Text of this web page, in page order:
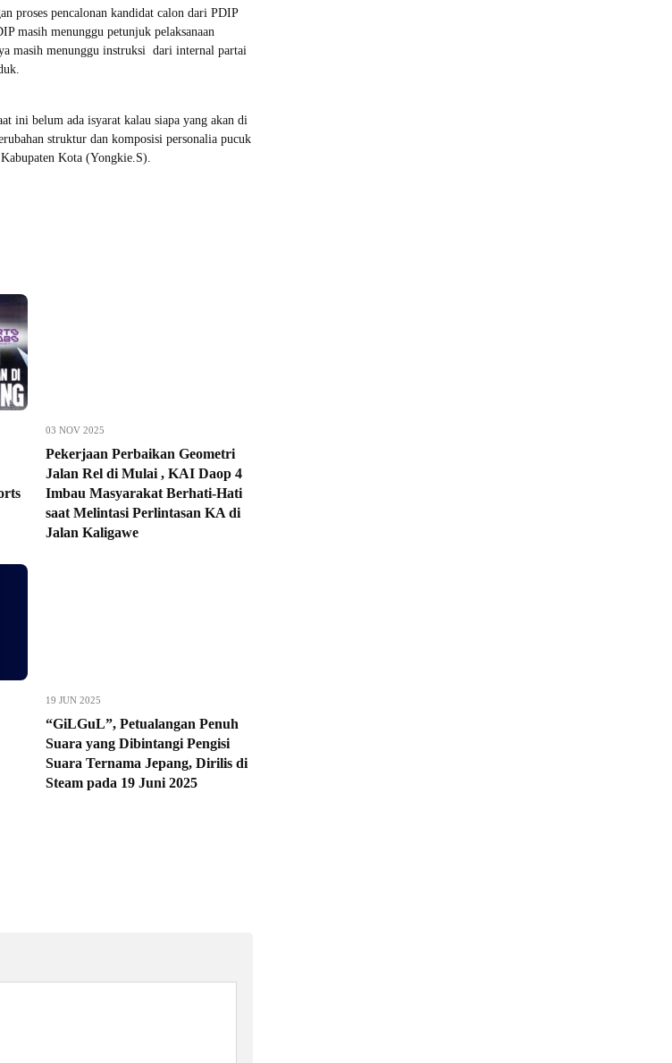
proses pencalonan kandidat calon dari PDIP
masih menunggu petunjuk pelaksanaan
masih menunggu instruksi dari internal partai
ini belum ada isyarat kalau siapa yang akan di
struktur dan komposisi personalia pucuk
Kota (Yongkie.S).
03 NOV 2025
Pekerjaan Perbaikan Geometri
Jalan Rel di Mulai , KAI Daop 4
Imbau Masyarakat Berhati-Hati
saat Melintasi Perlintasan KA di
Jalan Kaligawe
19 JUN 2025
“GiLGuL”, Petualangan Penuh
Suara yang Dibintangi Pengisi
Suara Ternama Jepang, Dirilis di
Steam pada 19 Juni 2025